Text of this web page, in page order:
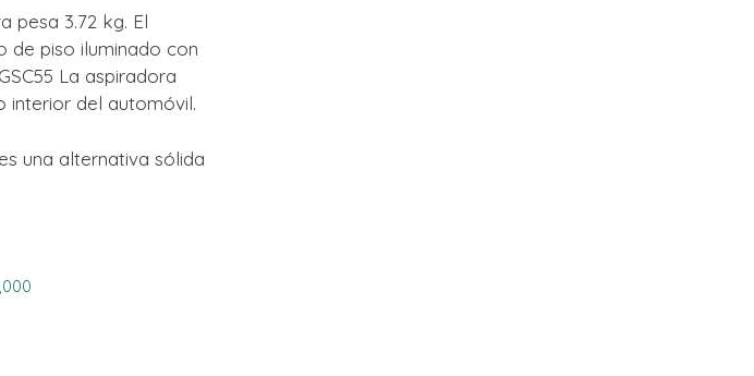
pesa 3.72 kg. El
de piso iluminado con
La aspiradora
interior del automóvil.
una alternativa sólida